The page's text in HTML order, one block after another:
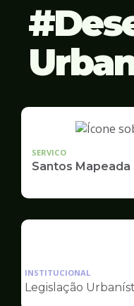
SERVICO
Santos Mapeada
INSTITUCIONAL
Legislação